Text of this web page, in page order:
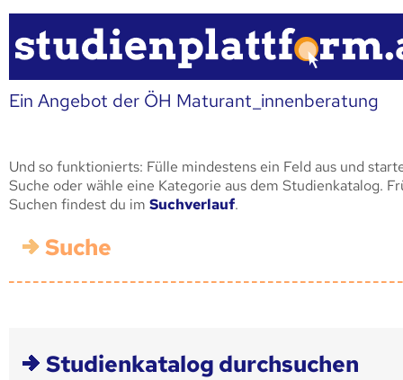
Ein Angebot der ÖH Maturant_innenberatung
Und so funktionierts: Fülle mindestens ein Feld aus und
Suche oder wähle eine Kategorie aus dem Studienkatalog.
Suchen findest du im Suchverlauf.
Suche
Studienkatalog durchsuchen